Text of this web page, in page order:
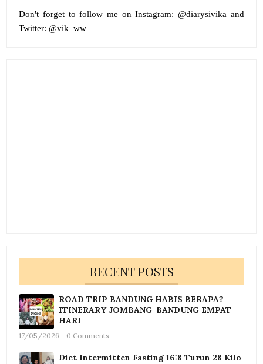
Don't forget to follow me onInstagram: @diarysivika and
Twitter: @vik_ww
RECENT POSTS
ROAD TRIP BANDUNG HABIS BERAPA?
ITINERARY JOMBANG-BANDUNG EMPAT
HARI
17/05/2026 - 0 Comments
Diet Intermitten Fasting 16:8 Turun 28 Kilo